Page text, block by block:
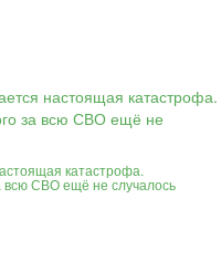
катастрофа.
всю СВО ещё не случалось